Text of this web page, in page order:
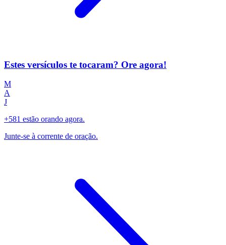
Estes versículos te tocaram? Ore agora!
M
A
J
+581 estão orando agora.
Junte-se à corrente de oração.